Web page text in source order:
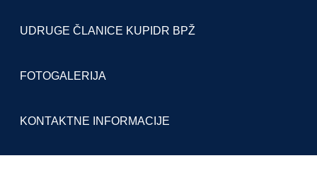
UDRUGE ČLANICE KUPIDR BPŽ
FOTOGALERIJA
KONTAKTNE INFORMACIJE